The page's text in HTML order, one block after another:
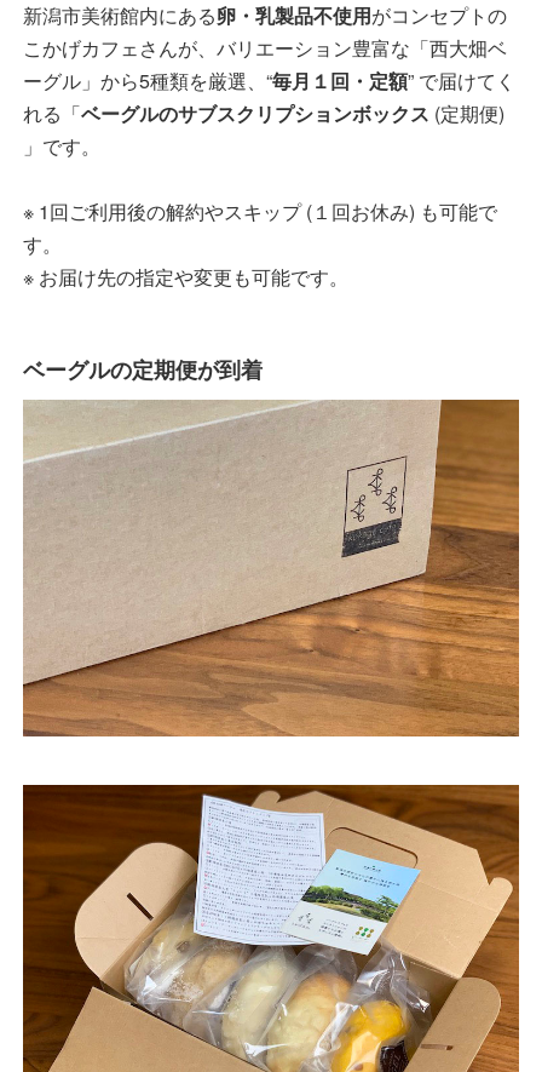
新潟市美術館内にある卵・乳製品不使用がコンセプトの
こかげカフェさんが、バリエーション豊富な「西大畑ベ
ーグル」から5種類を厳選、“毎月１回・定額” で届けてく
れる「ベーグルのサブスクリプションボックス (定期便)
」です。
※ 1回ご利用後の解約やスキップ (１回お休み) も可能で
す。
※ お届け先の指定や変更も可能です。
ベーグルの定期便が到着